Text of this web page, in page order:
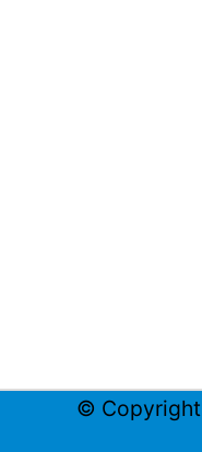
© Copyright